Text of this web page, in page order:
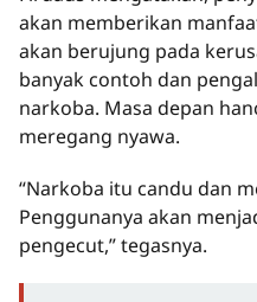
akan memberikan
akan berujung pada
banyak contoh dan
narkoba. Masa depan
meregang nyawa.
“Narkoba itu candu dan
Penggunanya akan
pengecut,” tegasnya.